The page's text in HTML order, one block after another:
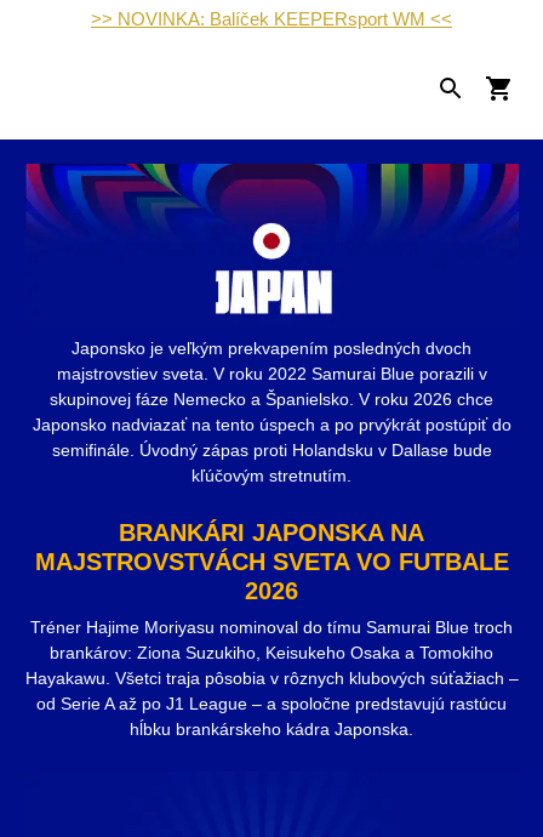
>> NOVINKA: Balíček KEEPERsport WM <<
Japonsko je veľkým prekvapením posledných dvoch
majstrovstiev sveta. V roku 2022 Samurai Blue porazili v
skupinovej fáze Nemecko a Španielsko. V roku 2026 chce
Japonsko nadviazať na tento úspech a po prvýkrát postúpiť do
semifinále. Úvodný zápas proti Holandsku v Dallase bude
kľúčovým stretnutím.
BRANKÁRI JAPONSKA NA
MAJSTROVSTVÁCH SVETA VO FUTBALE
2026
Tréner Hajime Moriyasu nominoval do tímu Samurai Blue troch
brankárov: Ziona Suzukiho, Keisukeho Osaka a Tomokiho
Hayakawu. Všetci traja pôsobia v rôznych klubových súťažiach –
od Serie A až po J1 League – a spoločne predstavujú rastúcu
hĺbku brankárskeho kádra Japonska.